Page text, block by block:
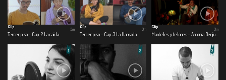
Clip
Tercer piso - Cap. 2 La caída
3m
Clip
Tercer piso - Cap. 3 La llamada
3m
Clip
3m